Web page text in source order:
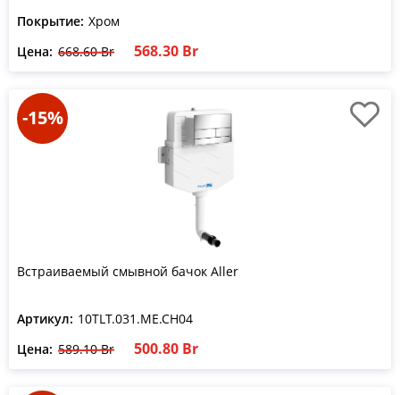
Покрытие: Хром
Цена: 668.60 Br 568.30 Br
-15%
Встраиваемый смывной бачок Aller
Артикул: 10TLT.031.ME.CH04
Цена: 589.10 Br 500.80 Br